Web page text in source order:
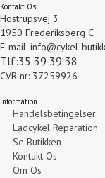
Kontakt Os
Hostrupsvej 3
1950 Frederiksberg C
E-mail: info@cykel-
Tlf:35 39 39 38
CVR-nr: 37259926
Information
Handelsbetingelser
Ladcykel Reparation
Se Butikken
Kontakt Os
Om Os